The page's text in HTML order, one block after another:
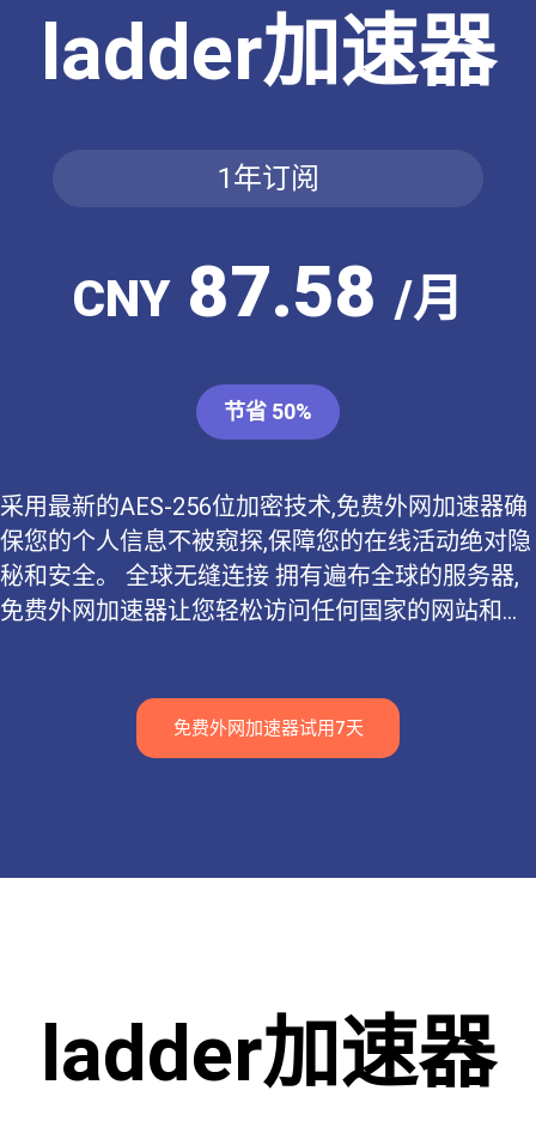
ladder加速器
1年订阅
CNY87.58 /月
节省 50%
采用最新的AES-256位加密技术,免费外网加速器确
保您的个人信息不被窥探,保障您的在线活动绝对隐
秘和安全。 全球无缝连接 拥有遍布全球的服务器,
免费外网加速器让您轻松访问任何国家的网站和...
免费外网加速器试用7天
ladder加速器